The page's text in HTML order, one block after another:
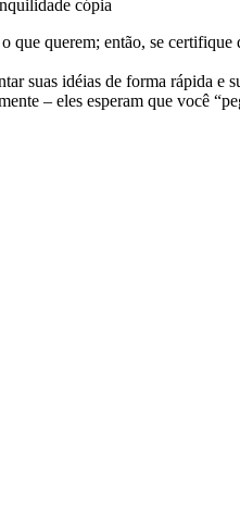
que querem; então, se
suas idéias de forma rápida e
– eles esperam que você